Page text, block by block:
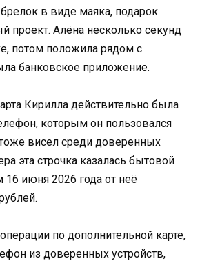
в виде маяка, подарок
проект. Алёна несколько секунд
потом положила рядом с
банковское приложение.
Кирилла действительно была
которым он пользовался
висел среди доверенных
эта строчка казалась бытовой
июня 2026 года от неё
по дополнительной карте,
из доверенных устройств,